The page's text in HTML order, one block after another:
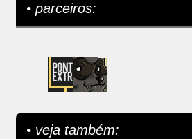
• parceiros:
• veja também: